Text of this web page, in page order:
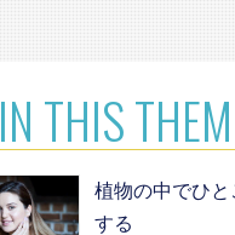
IN THIS
植物の中でひ
する